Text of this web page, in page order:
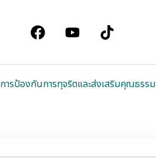
การป้องกันการทุจริตและส่งเสริมคุณธรรม